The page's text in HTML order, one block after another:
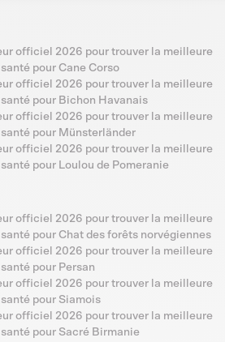
officiel 2026 pour trouver la meilleure
pour Cane Corso
officiel 2026 pour trouver la meilleure
pour Bichon Havanais
officiel 2026 pour trouver la meilleure
pour Münsterländer
officiel 2026 pour trouver la meilleure
pour Loulou de Pomeranie
officiel 2026 pour trouver la meilleure
pour Chat des forêts norvégiennes
officiel 2026 pour trouver la meilleure
pour Persan
officiel 2026 pour trouver la meilleure
pour Siamois
officiel 2026 pour trouver la meilleure
pour Sacré Birmanie